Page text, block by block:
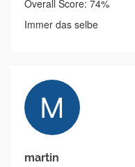
Overall Score: 74%
Immer das selbe
martin